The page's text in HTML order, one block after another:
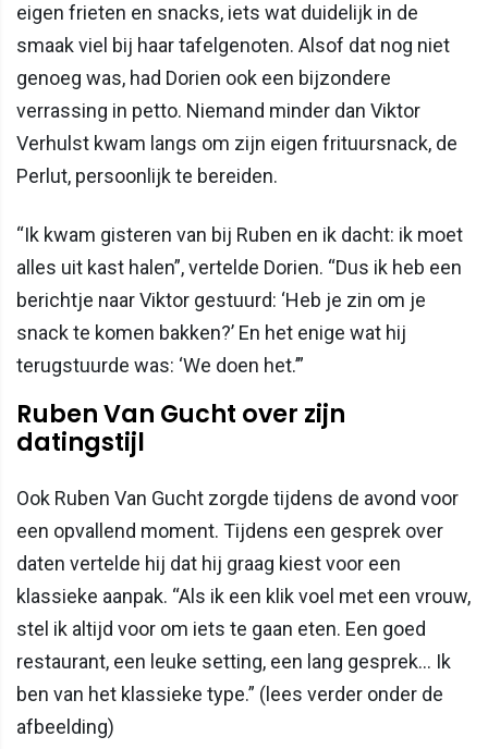
eigen frieten en snacks, iets wat duidelijk in de
smaak viel bij haar tafelgenoten. Alsof dat nog niet
genoeg was, had Dorien ook een bijzondere
verrassing in petto. Niemand minder dan Viktor
Verhulst kwam langs om zijn eigen frituursnack, de
Perlut, persoonlijk te bereiden.
“Ik kwam gisteren van bij Ruben en ik dacht: ik moet
alles uit kast halen”, vertelde Dorien. “Dus ik heb een
berichtje naar Viktor gestuurd: ‘Heb je zin om je
snack te komen bakken?’ En het enige wat hij
terugstuurde was: ‘We doen het.’”
Ruben Van Gucht over zijn
datingstijl
Ook Ruben Van Gucht zorgde tijdens de avond voor
een opvallend moment. Tijdens een gesprek over
daten vertelde hij dat hij graag kiest voor een
klassieke aanpak. “Als ik een klik voel met een vrouw,
stel ik altijd voor om iets te gaan eten. Een goed
restaurant, een leuke setting, een lang gesprek… Ik
ben van het klassieke type.” (lees verder onder de
afbeelding)